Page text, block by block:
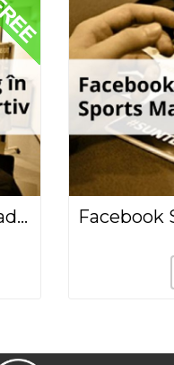
10 pași despre networking în cadrul unei conferințe sau a unui eveniment sportiv